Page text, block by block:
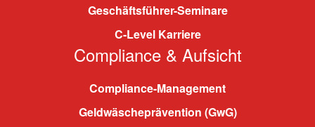
Geschäftsführer-Seminare
C-Level Karriere
Compliance & Aufsicht
Compliance-Management
Geldwäscheprävention (GwG)